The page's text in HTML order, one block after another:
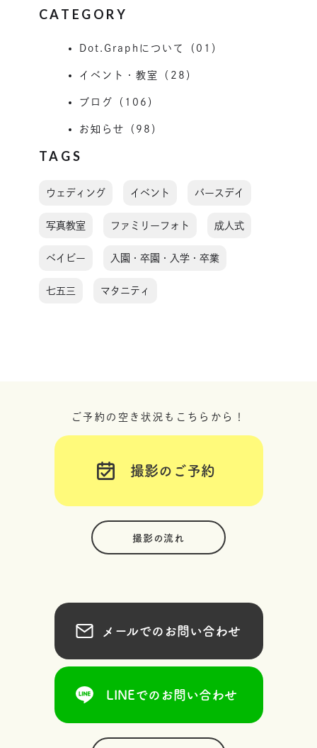
CATEGORY
Dot.Graphについて（01）
イベント・教室（28）
ブログ（106）
お知らせ（98）
TAGS
ウェディング イベント バースデイ
写真教室 ファミリーフォト 成人式
ベイビー 入園・卒園・入学・卒業
七五三 マタニティ
ご予約の空き状況もこちらから！
撮影のご予約
撮影の流れ
メールでのお問い合わせ
LINEでのお問い合わせ